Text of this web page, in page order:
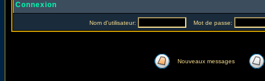
Connexion
Nom d'utilisateur: Mot de passe:
Nouveaux messages